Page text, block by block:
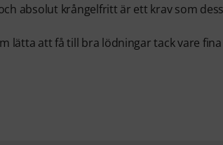
absolut krångelfritt är ett krav som
lätta att få till bra lödningar tack vare fina